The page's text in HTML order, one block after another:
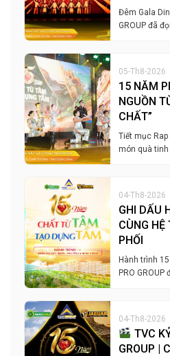
Đêm Gala
GROUP đã
05-Th8-2026
15 NĂM
NGUỒN
CHẤT”
Tiết mục Rap
món quà tinh
04-Th8-2026
GHI DẤU
CÙNG HỆ
PHỐI
Hành trình
PRO
04-Th8-2026
TVC
GROUP |